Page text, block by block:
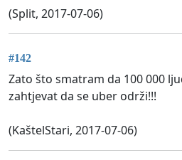
(Split, 2017-07-06)
#142
Zato što smatram da 100 000
zahtjevat da se uber održi!!!
(KaštelStari, 2017-07-06)